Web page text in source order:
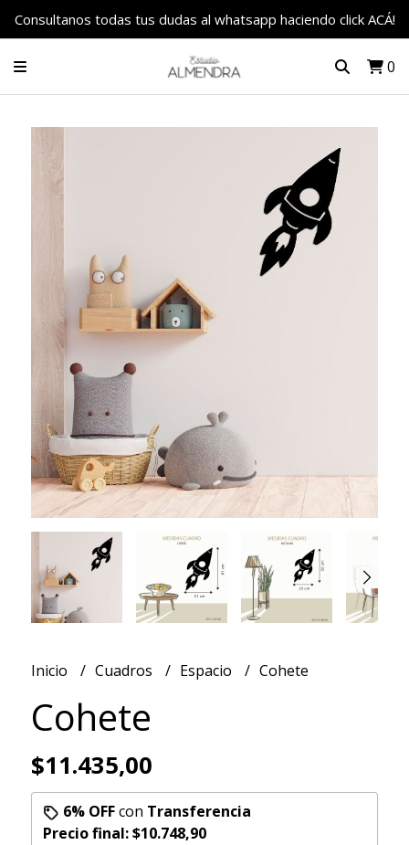
Consultanos todas tus dudas al whatsapp haciendo click ACÁ!
0
Inicio Cuadros Espacio Cohete
Cohete
$11.435,00
6% OFFcon Transferencia
Precio final:$10.748,90